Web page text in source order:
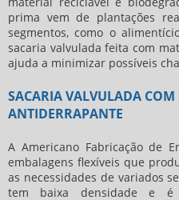
prima vem de plantações
segmentos, como o
sacaria valvulada feita com
ajuda a minimizar possíveis
SACARIA VALVULADA
ANTIDERRAPANTE
A Americano Fabricação de
embalagens flexíveis que
as necessidades de variados
tem baixa densidade e é